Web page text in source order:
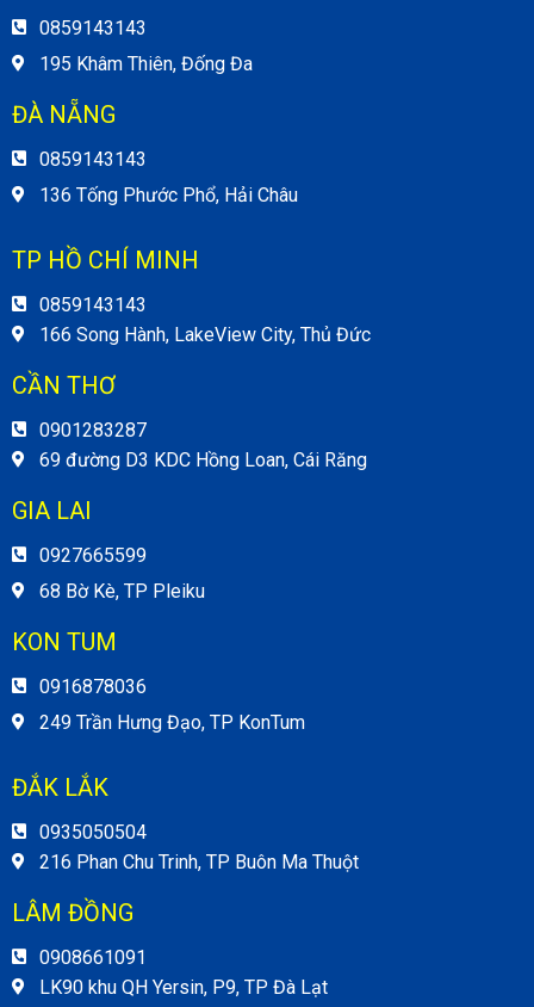
0859143143
195 Khâm Thiên, Đống Đa
ĐÀ NẴNG
0859143143
136 Tống Phước Phổ, Hải Châu
TP HỒ CHÍ MINH
0859143143
166 Song Hành, LakeView City, Thủ Đức
CẦN THƠ
0901283287
69 đường D3 KDC Hồng Loan, Cái Răng
GIA LAI
0927665599
68 Bờ Kè, TP Pleiku
KON TUM
0916878036
249 Trần Hưng Đạo, TP KonTum
ĐẮK LẮK
0935050504
216 Phan Chu Trinh, TP Buôn Ma Thuột
LÂM ĐỒNG
0908661091
LK90 khu QH Yersin, P9, TP Đà Lạt